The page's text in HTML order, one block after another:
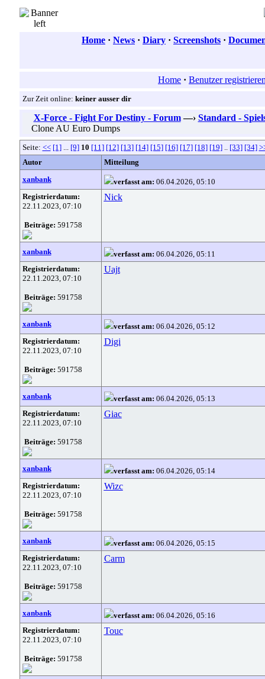
Home · News · Diary · Screenshots ·
Home · Benutzer
Zur Zeit online: keiner ausser dir
X-Force - Fight For Destiny - Forum —› Standard -
Clone AU Euro Dumps
Seite: << [1]... [9] 10 [11] [12] [13] [14] [15] [16] [17] [18] [19].. [33] [34]
Autor
Mitteilung
xanbank
verfasst am: 06.04.2026, 05:10
Registrierdatum:
22.11.2023, 07:10
Beiträge: 591758
Nick
xanbank verfasst am: 06.04.2026, 05:11
Registrierdatum:
22.11.2023, 07:10
Beiträge: 591758
Uajt
xanbank verfasst am: 06.04.2026, 05:12
Registrierdatum:
22.11.2023, 07:10
Beiträge: 591758
Digi
xanbank verfasst am: 06.04.2026, 05:13
Registrierdatum:
22.11.2023, 07:10
Beiträge: 591758
Giac
xanbank verfasst am: 06.04.2026, 05:14
Registrierdatum:
22.11.2023, 07:10
Beiträge: 591758
Wizc
xanbank verfasst am: 06.04.2026, 05:15
Registrierdatum:
22.11.2023, 07:10
Beiträge: 591758
Carm
xanbank verfasst am: 06.04.2026, 05:16
Registrierdatum:
22.11.2023, 07:10
Beiträge: 591758
Touc